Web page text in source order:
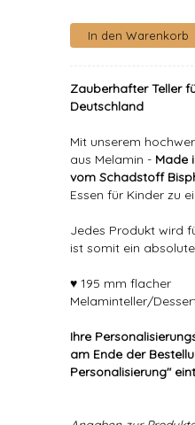
Zauberhafter Teller
Deutschland
Mit unserem
aus Melamin - Made
vom Schadstoff
Essen für Kinder zu
Jedes Produkt wird
ist somit ein
♥ 195 mm flacher
Melaminteller/
Ihre
am Ende der
Personalisierung"